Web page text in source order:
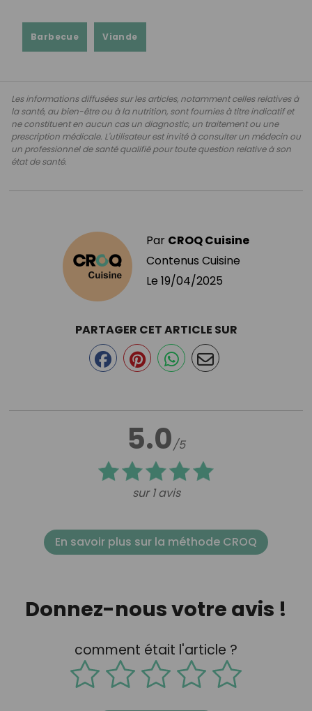
Barbecue Viande
Les informations diffusées sur les articles, notamment celles relatives à
la santé, au bien-être ou à la nutrition, sont fournies à titre indicatif et
ne constituent en aucun cas un diagnostic, un traitement ou une
prescription médicale. L'utilisateur est invité à consulter un médecin ou
un professionnel de santé qualifié pour toute question relative à son
état de santé.
Par CROQ Cuisine
Contenus Cuisine
Le 19/04/2025
5.0/5
sur 1 avis
PARTAGER CET ARTICLE SUR
En savoir plus sur la méthode CROQ
Donnez-nous votre avis !
comment était l'article ?